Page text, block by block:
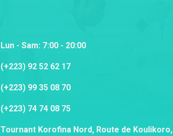
Lun - Sam: 7:00 - 20:00
(+223) 92 52 62 17
(+223) 99 35 08 70
(+223) 74 74 08 75
Tournant Korofina Nord, Route de Koulikoro,